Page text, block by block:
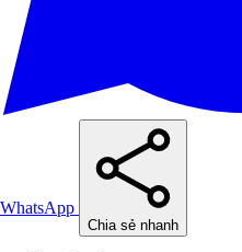
WhatsApp
Chia sẻ nhanh